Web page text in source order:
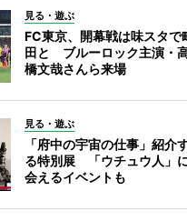
見る・遊ぶ
FC東京、開幕戦は味スタで
田と ブルーロック主演・
橋文哉さんら来場
見る・遊ぶ
「府中の宇宙の仕事」紹介
る特別展 「ウチュウ人」
会えるイベントも